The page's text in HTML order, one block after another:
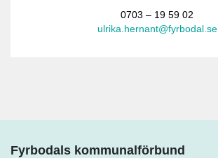
0703 – 19 59 02
ulrika.hernant@fyrbodal.se
Fyrbodals kommunalförbund